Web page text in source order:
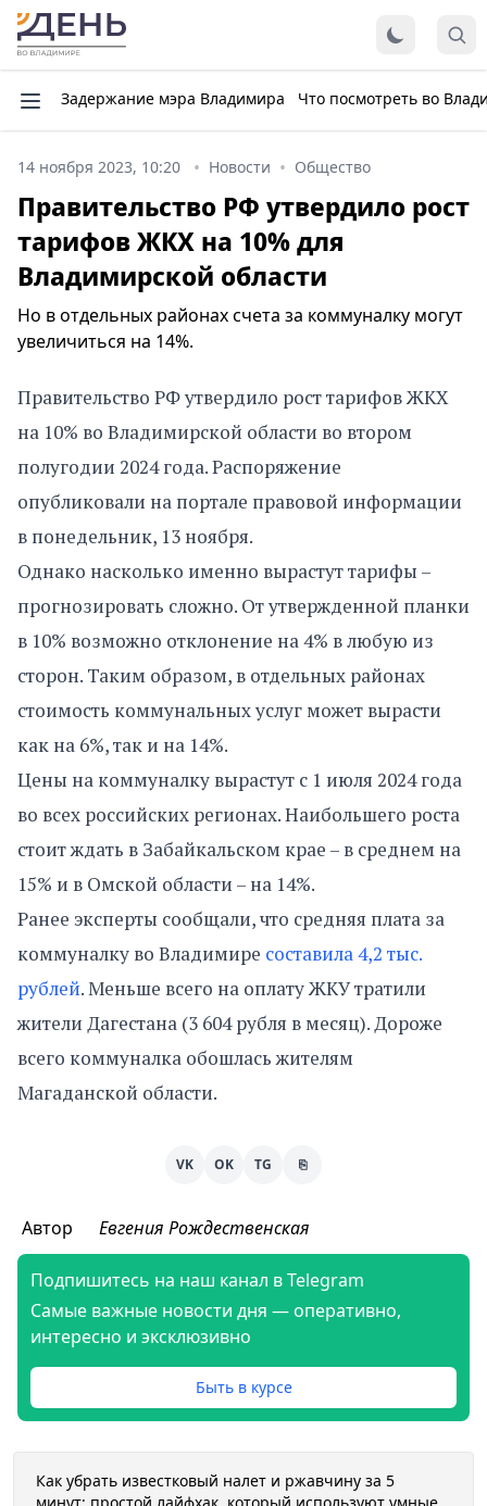
Задержание мэра Владимира Что посмотреть во
14 ноября 2023, 10:20 Новости Общество
Правительство РФ утвердило рост
тарифов ЖКХ на 10% для
Владимирской области
Но в отдельных районах счета за коммуналку могут
увеличиться на 14%.
Правительство РФ утвердило рост тарифов ЖКХ
на 10% во Владимирской области во втором
полугодии 2024 года. Распоряжение
опубликовали на портале правовой информации
в понедельник, 13 ноября.
Однако насколько именно вырастут тарифы –
прогнозировать сложно. От утвержденной планки
в 10% возможно отклонение на 4% в любую из
сторон. Таким образом, в отдельных районах
стоимость коммунальных услуг может вырасти
как на 6%, так и на 14%.
Цены на коммуналку вырастут с 1 июля 2024 года
во всех российских регионах. Наибольшего роста
стоит ждать в Забайкальском крае – в среднем на
15% и в Омской области – на 14%.
Ранее эксперты сообщали, что средняя плата за
коммуналку во Владимире составила 4,2 тыс.
рублей. Меньше всего на оплату ЖКУ тратили
жители Дагестана (3 604 рубля в месяц). Дороже
всего коммуналка обошлась жителям
Магаданской области.
VK OK TG ⎘
Автор Евгения Рождественская
Подпишитесь на наш канал в Telegram
Самые важные новости дня — оперативно,
интересно и эксклюзивно
Быть в курсе
Как убрать известковый налет и ржавчину за 5